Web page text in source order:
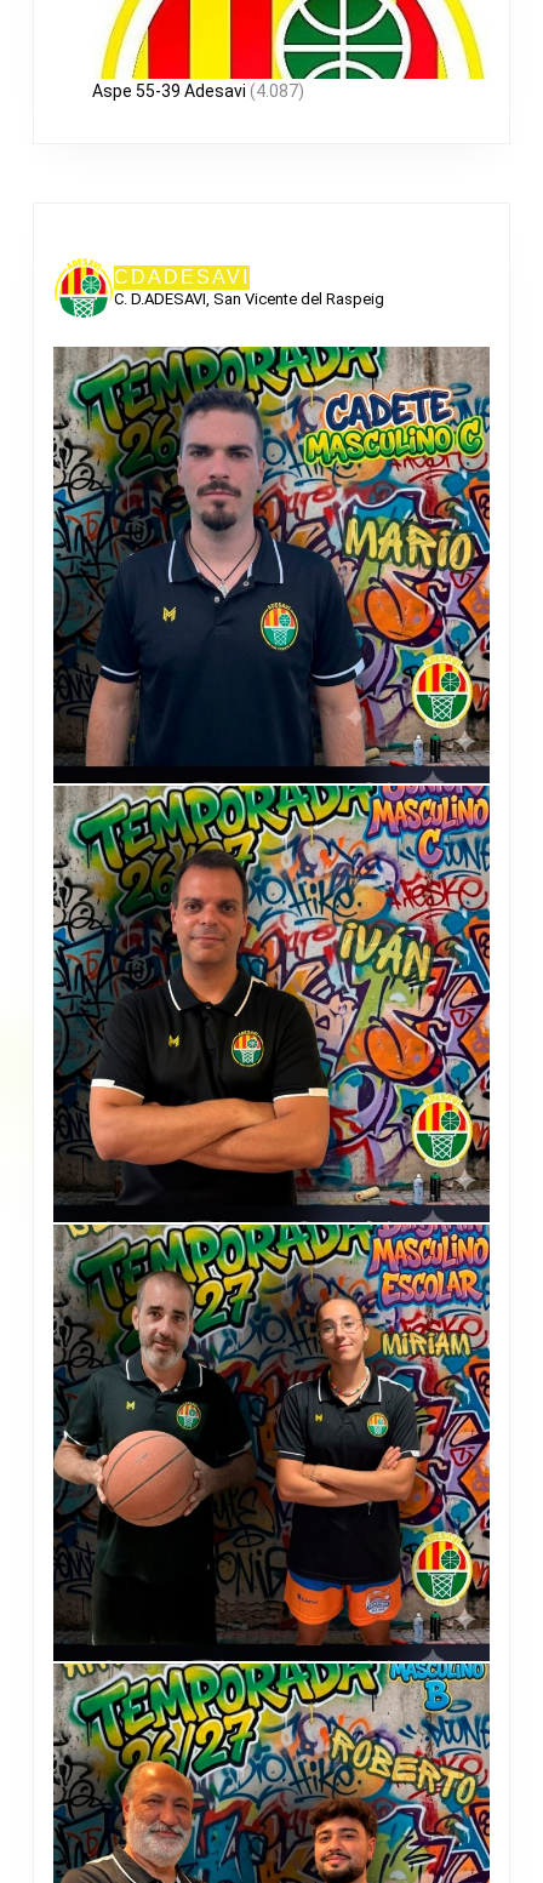
Aspe 55-39 Adesavi (4.087)
CDADESAVI
C. D.ADESAVI, San Vicente del Raspeig